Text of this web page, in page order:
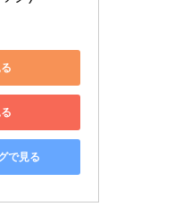
で見る